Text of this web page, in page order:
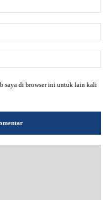
saya di browser ini untuk lain kali